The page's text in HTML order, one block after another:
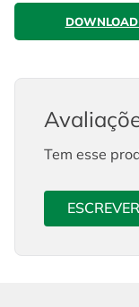
Tem esse